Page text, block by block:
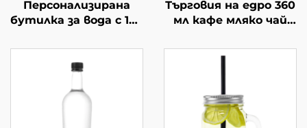
Персонализирана
бутилка за вода с 150
500 мл, стъклена
чаша за пиене
Търговия на едро 360
мл кафе мляко чай
стъклени бутилки